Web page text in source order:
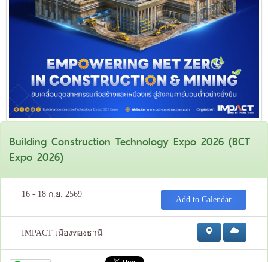
Building Construction Technology Expo 2026 (BCT
Expo 2026)
16 - 18 ก.ย. 2569
Add to Calendar
IMPACT เมืองทองธานี